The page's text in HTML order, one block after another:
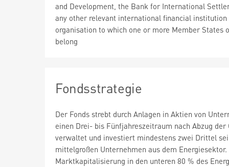
and Development, the Bank for International
any other relevant international financial institution
organisation to which one or more Member States
belong
Fondsstrategie
Der Fonds strebt durch Anlagen in Aktien von
einen Drei- bis Fünfjahreszeitraum nach Abzug
verwaltet und investiert mindestens zwei Drittel
mittelgroßen Unternehmen aus dem
Marktkapitalisierung in den unteren 80 % des